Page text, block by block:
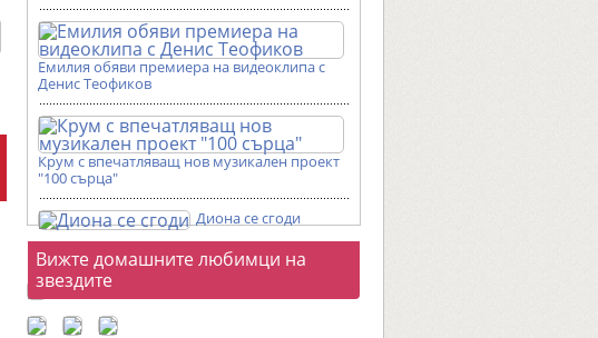
Емилия обяви премиера на видеоклипа с
Денис Теофиков
Крум с впечатляващ нов музикален проект
"100 сърца"
Диона се сгоди
Фотогалерии
Вижте домашните любимци на
звездите